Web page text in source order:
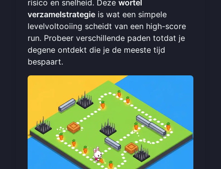
risico en snelheid. Deze wortel
verzamelstrategie is wat een simpele
levelvoltooiing scheidt van een high-score
run. Probeer verschillende paden totdat je
degene ontdekt die je de meeste tijd
bespaart.